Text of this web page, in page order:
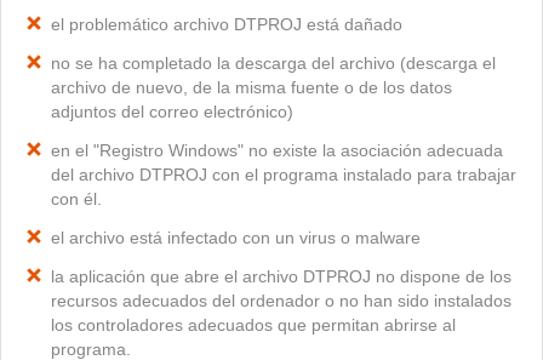
el problemático archivo DTPROJ está dañado
no se ha completado la descarga del archivo (descarga el
archivo de nuevo, de la misma fuente o de los datos
adjuntos del correo electrónico)
en el "Registro Windows" no existe la asociación adecuada
del archivo DTPROJ con el programa instalado para trabajar
con él.
el archivo está infectado con un virus o malware
la aplicación que abre el archivo DTPROJ no dispone de los
recursos adecuados del ordenador o no han sido instalados
los controladores adecuados que permitan abrirse al
programa.